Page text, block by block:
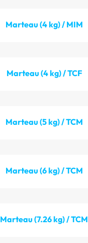
Marteau (4 kg) / MIM
Marteau (4 kg) / TCF
Marteau (5 kg) / TCM
Marteau (6 kg) / TCM
Marteau (7.26 kg) / TCM